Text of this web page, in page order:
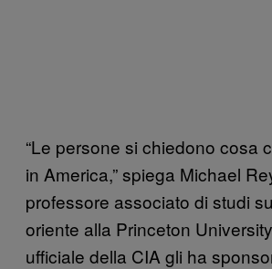
“Le persone si chiedono cosa
in America,” spiega Michael
professore associato di studi
oriente alla Princeton
ufficiale della CIA gli ha